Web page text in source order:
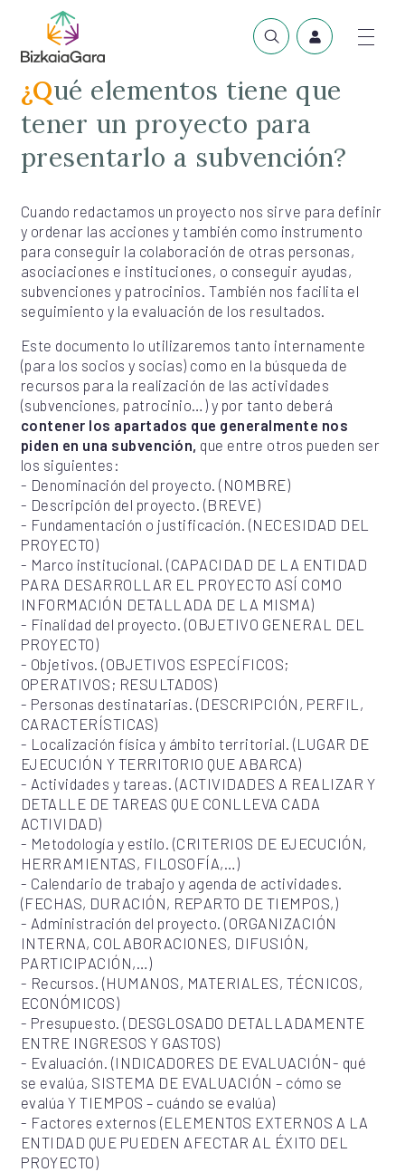
¿Qué elementos tiene que
tener un proyecto para
presentarlo a subvención?
Cuando redactamos un proyecto nos sirve para definir
y ordenar las acciones y también como instrumento
para conseguir la colaboración de otras personas,
asociaciones e instituciones, o conseguir ayudas,
subvenciones y patrocinios. También nos facilita el
seguimiento y la evaluación de los resultados.
Este documento lo utilizaremos tanto internamente
(para los socios y socias) como en la búsqueda de
recursos para la realización de las actividades
(subvenciones, patrocinio…) y por tanto deberá
contener los apartados que generalmente nos
piden en una subvención, que entre otros pueden ser
los siguientes:
- Denominación del proyecto. (NOMBRE)
- Descripción del proyecto. (BREVE)
- Fundamentación o justificación. (NECESIDAD DEL
PROYECTO)
- Marco institucional. (CAPACIDAD DE LA ENTIDAD
PARA DESARROLLAR EL PROYECTO ASÍ COMO
INFORMACIÓN DETALLADA DE LA MISMA)
- Finalidad del proyecto. (OBJETIVO GENERAL DEL
PROYECTO)
- Objetivos. (OBJETIVOS ESPECÍFICOS;
OPERATIVOS; RESULTADOS)
- Personas destinatarias. (DESCRIPCIÓN, PERFIL,
CARACTERÍSTICAS)
- Localización física y ámbito territorial. (LUGAR DE
EJECUCIÓN Y TERRITORIO QUE ABARCA)
- Actividades y tareas. (ACTIVIDADES A REALIZAR Y
DETALLE DE TAREAS QUE CONLLEVA CADA
ACTIVIDAD)
- Metodología y estilo. (CRITERIOS DE EJECUCIÓN,
HERRAMIENTAS, FILOSOFÍA,…)
- Calendario de trabajo y agenda de actividades.
(FECHAS, DURACIÓN, REPARTO DE TIEMPOS,)
- Administración del proyecto. (ORGANIZACIÓN
INTERNA, COLABORACIONES, DIFUSIÓN,
PARTICIPACIÓN,…)
- Recursos. (HUMANOS, MATERIALES, TÉCNICOS,
ECONÓMICOS)
- Presupuesto. (DESGLOSADO DETALLADAMENTE
ENTRE INGRESOS Y GASTOS)
- Evaluación. (INDICADORES DE EVALUACIÓN- qué
se evalúa, SISTEMA DE EVALUACIÓN – cómo se
evalúa Y TIEMPOS – cuándo se evalúa)
- Factores externos (ELEMENTOS EXTERNOS A LA
ENTIDAD QUE PUEDEN AFECTAR AL ÉXITO DEL
PROYECTO)